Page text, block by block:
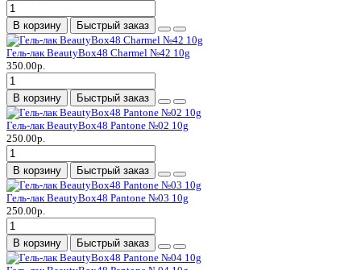
В корзину Быстрый заказ
Гель-лак BeautyBox48 Charmel №42 10g
350.00р.
В корзину Быстрый заказ
Гель-лак BeautyBox48 Pantone №02 10g
250.00р.
В корзину Быстрый заказ
Гель-лак BeautyBox48 Pantone №03 10g
250.00р.
В корзину Быстрый заказ